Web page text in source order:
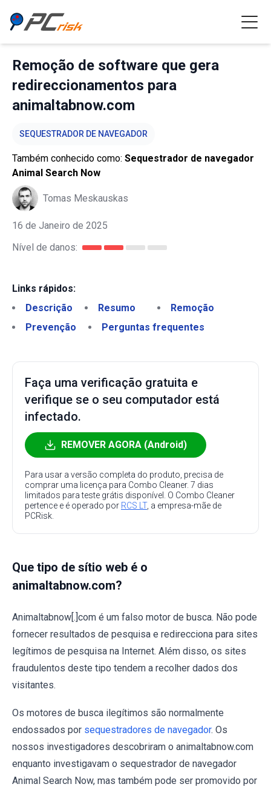
Remoção de software que gera
redireccionamentos para
animaltabnow.com
SEQUESTRADOR DE NAVEGADOR
Também conhecido como: Sequestrador de navegador
Animal Search Now
Tomas Meskauskas
16 de Janeiro de 2025
Nível de danos:
Links rápidos:
Descrição
Resumo
Remoção
Prevenção
Perguntas frequentes
Faça uma verificação gratuita e
verifique se o seu computador está
infectado.
REMOVER AGORA (Android)
Para usar a versão completa do produto, precisa de
comprar uma licença para Combo Cleaner. 7 dias
limitados para teste grátis disponível. O Combo Cleaner
pertence e é operado por RCS LT, a empresa-mãe de
PCRisk.
Que tipo de sítio web é o
animaltabnow.com?
Animaltabnow[.]com é um falso motor de busca. Não pode
fornecer resultados de pesquisa e redirecciona para sites
legítimos de pesquisa na Internet. Além disso, os sites
fraudulentos deste tipo tendem a recolher dados dos
visitantes.
Os motores de busca ilegítimos são normalmente
endossados por sequestradores de navegador. Os
nossos investigadores descobriram o animaltabnow.com
enquanto investigavam o sequestrador de navegador
Animal Search Now, mas também pode ser promovido por